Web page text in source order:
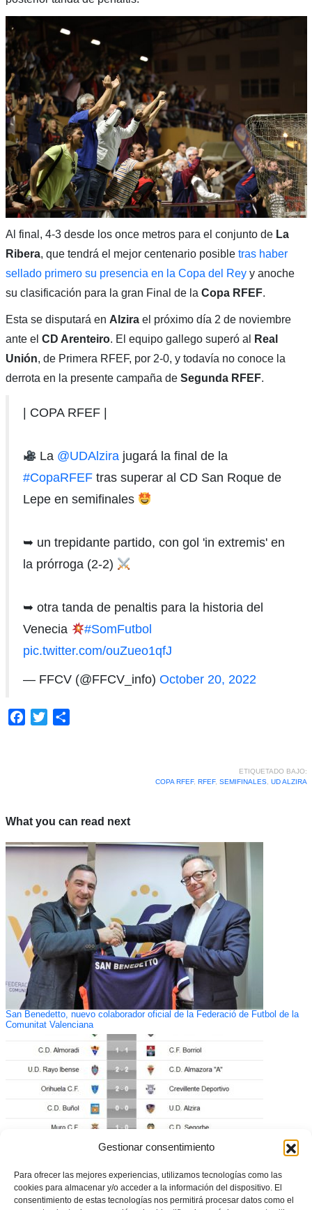
Gestionar consentimiento
Para ofrecer las mejores experiencias, utilizamos tecnologías como las
cookies para almacenar y/o acceder a la información del dispositivo. El
consentimiento de estas tecnologías nos permitirá procesar datos como el
Al final, 4-3 desde los once metros para el conjunto de La
Ribera, que tendrá el mejor centenario posible tras haber
sellado primero su presencia en la Copa del Reyy anoche
su clasificación para la gran Final de la Copa RFEF.
Esta se disputará en Alzira el próximo día 2 de noviembre
ante el CD Arenteiro. El equipo gallego superó al
Real
Unión, de Primera RFEF, por 2-0, y todavía no conoce la
derrota en la presente campaña de Segunda RFEF.
| COPA RFEF |
La @UDAlzira jugará la final de la
#CopaRFEFtras superar al CD San Roque de
Lepe en semifinales
➥ un trepidante partido, con gol 'in extremis' en
la prórroga (2-2)
➥ otra tanda de penaltis para la historia del
Venecia
#SomFutbol
pic.twitter.com/ouZueo1qfJ
— FFCV (@FFCV_info) October 20, 2022
Facebook
Twitter
ETIQUETADO BAJO:
COPA RFEF, RFEF, SEMIFINALES, UD ALZIRA
What you can read next
San Benedetto, nuevo colaborador oficial de la Federació de Futbol de la
Comunitat Valenciana
Resumen de la Jornada 30 en Tercera División